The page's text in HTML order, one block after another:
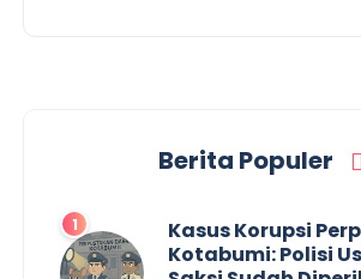
Berita Populer
Kasus Korupsi
Kotabumi: Polisi